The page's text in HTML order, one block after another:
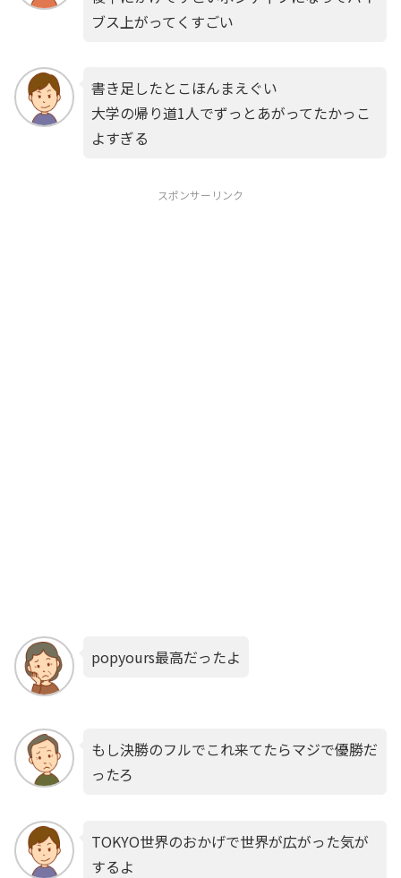
ブス上がってくすごい
書き足したとこほんまえぐい
大学の帰り道1人でずっとあがってたかっこ
よすぎる
スポンサーリンク
popyours最高だったよ
もし決勝のフルでこれ来てたらマジで優勝だ
ったろ
TOKYO世界のおかげで世界が広がった気が
するよ